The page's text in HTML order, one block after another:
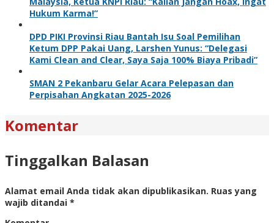
Hukum Karma!”
DPD PIKI Provinsi Riau Bantah Isu Soal Pemilihan
Ketum DPP Pakai Uang, Larshen Yunus: “Delegasi
Kami Clean and Clear, Saya Saja 100% Biaya Pribadi”
SMAN 2 Pekanbaru Gelar Acara Pelepasan dan
Perpisahan Angkatan 2025-2026
Komentar
Tinggalkan Balasan
Alamat email Anda tidak akan dipublikasikan. Ruas yang
wajib ditandai *